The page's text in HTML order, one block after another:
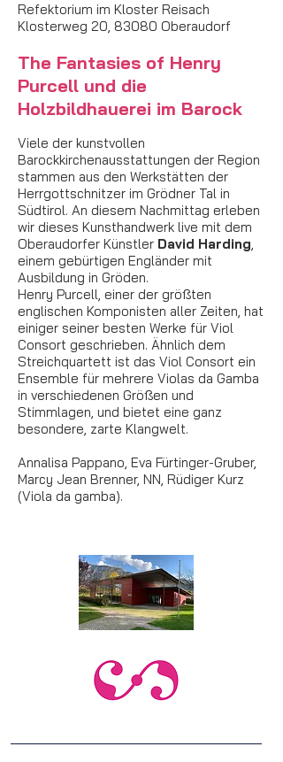
Refektorium im Kloster Reisach
Klosterweg 20, 83080 Oberaudorf
The Fantasies of Henry
Purcell und die
Holzbildhauerei im Barock
Viele der kunstvollen
Barockkirchenausstattungen der Region
stammen aus den Werkstätten der
Herrgottschnitzer im Grödner Tal in
Südtirol. An diesem Nachmittag erleben
wir dieses Kunsthandwerk live mit dem
Oberaudorfer Künstler David Harding,
einem gebürtigen Engländer mit
Ausbildung in Gröden.
Henry Purcell, einer der größten
englischen Komponisten aller Zeiten, hat
einiger seiner besten Werke für Viol
Consort geschrieben. Ähnlich dem
Streichquartett ist das Viol Consort ein
Ensemble für mehrere Violas da Gamba
in verschiedenen Größen und
Stimmlagen, und bietet eine ganz
besondere, zarte Klangwelt.
Annalisa Pappano, Eva Fürtinger-Gruber,
Marcy Jean Brenner, NN, Rüdiger Kurz
(Viola da gamba).